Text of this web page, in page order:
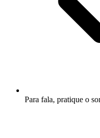
Para fala, pratique o